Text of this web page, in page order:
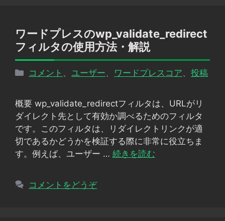
ワードプレスのwp_validate_redirect
フィルタの使用方法・解説
カ
リ
ー
コメント 、ユーザー ワードプレスコア 、投稿
概要 wp_validate_redirectフィルタは、URLがリ
ダイレクト先として有効か調べるためのフィルタ
です。このフィルタは、リダイレクトリンクが適
切であるかどうかを検証する際に非常に役立ちま
す。例えば、ユーザー … 続きを読む
コメントをどうぞ